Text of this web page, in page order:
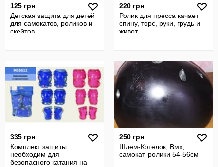
125 грн
Детская защита для детей
для самокатов, роликов и
скейтов
220 грн
Ролик для пресса качает
спину, торс, руки, грудь и
живот
335 грн
Комплект защиты
необходим для
безопасного катания на
250 грн
Шлем-Котелок, Вмх,
самокат, ролики 54-56см